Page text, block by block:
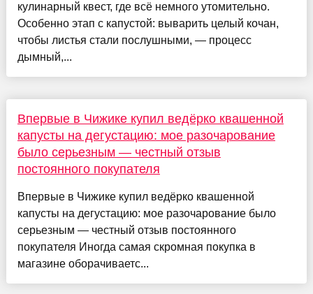
кулинарный квест, где всё немного утомительно.
Особенно этап с капустой: выварить целый кочан,
чтобы листья стали послушными, — процесс
дымный,...
Впервые в Чижике купил ведёрко квашенной
капусты на дегустацию: мое разочарование
было серьезным — честный отзыв
постоянного покупателя
Впервые в Чижике купил ведёрко квашенной
капусты на дегустацию: мое разочарование было
серьезным — честный отзыв постоянного
покупателя Иногда самая скромная покупка в
магазине оборачиваетс...